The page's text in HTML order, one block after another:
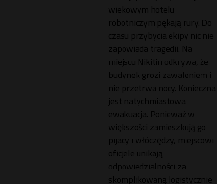
wiekowym hotelu
robotniczym pękają rury. Do
czasu przybycia ekipy nic nie
zapowiada tragedii. Na
miejscu Nikitin odkrywa, że
budynek grozi zawaleniem i
nie przetrwa nocy. Konieczna
jest natychmiastowa
ewakuacja. Ponieważ w
większości zamieszkują go
pijacy i włóczędzy, miejscowi
oficjele unikają
odpowiedzialności za
skomplikowaną logistycznie